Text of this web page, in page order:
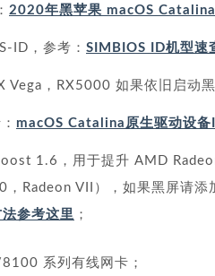
2020年黑苹果 macOS
ID，参考： SIMBIOS ID机型速
Vega，RX5000 如果依旧启动
macOS Catalina原生驱动设备
1.6，用于提升 AMD
Radeon VII），如果黑屏请添
参考这里 ；
系列有线网卡；